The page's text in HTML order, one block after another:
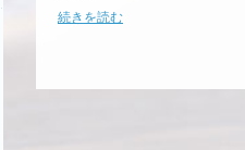
続きを読む